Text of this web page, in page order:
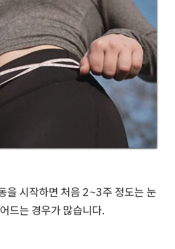
을 시작하면 처음 2~3주 정도는 눈
드는 경우가 많습니다.